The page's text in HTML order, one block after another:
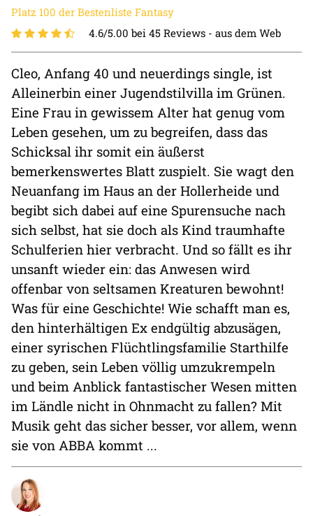
Platz 100 der Bestenliste Fantasy
4.6/5.00 bei 45 Reviews - aus dem Web
Cleo, Anfang 40 und neuerdings single, ist
Alleinerbin einer Jugendstilvilla im Grünen.
Eine Frau in gewissem Alter hat genug vom
Leben gesehen, um zu begreifen, dass das
Schicksal ihr somit ein äußerst
bemerkenswertes Blatt zuspielt. Sie wagt den
Neuanfang im Haus an der Hollerheide und
begibt sich dabei auf eine Spurensuche nach
sich selbst, hat sie doch als Kind traumhafte
Schulferien hier verbracht. Und so fällt es ihr
unsanft wieder ein: das Anwesen wird
offenbar von seltsamen Kreaturen bewohnt!
Was für eine Geschichte! Wie schafft man es,
den hinterhältigen Ex endgültig abzusägen,
einer syrischen Flüchtlingsfamilie Starthilfe
zu geben, sein Leben völlig umzukrempeln
und beim Anblick fantastischer Wesen mitten
im Ländle nicht in Ohnmacht zu fallen? Mit
Musik geht das sicher besser, vor allem, wenn
sie von ABBA kommt ...